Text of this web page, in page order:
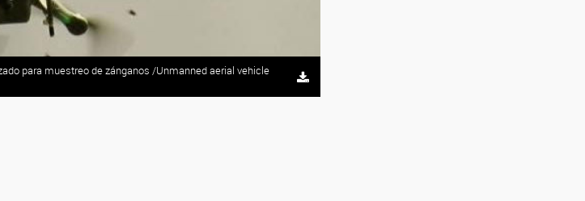
para muestreo de zánganos /Unmanned aerial vehicle